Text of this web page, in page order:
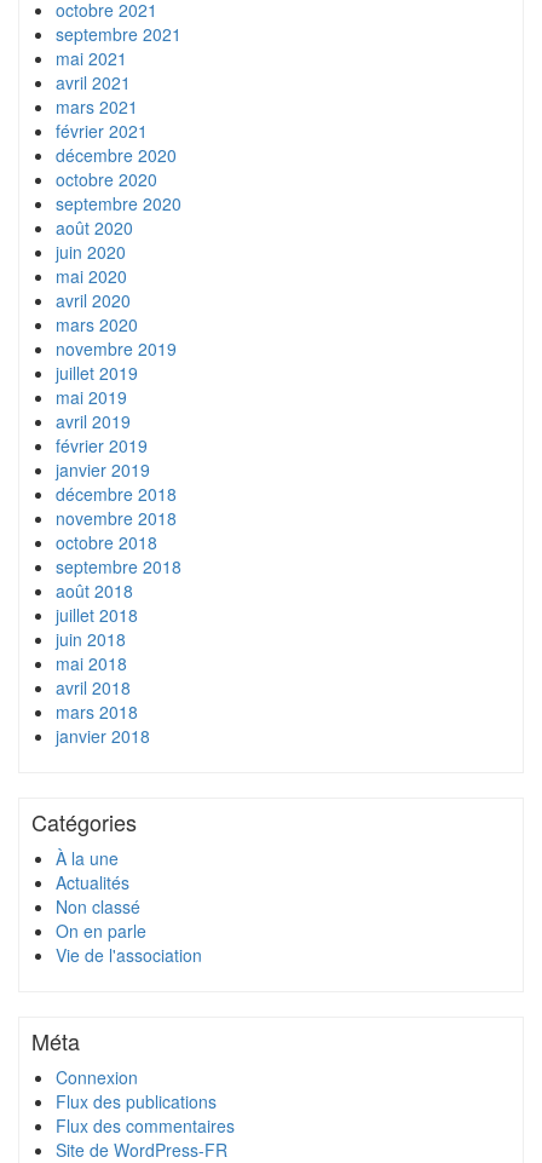
octobre 2021
septembre 2021
mai 2021
avril 2021
mars 2021
février 2021
décembre 2020
octobre 2020
septembre 2020
août 2020
juin 2020
mai 2020
avril 2020
mars 2020
novembre 2019
juillet 2019
mai 2019
avril 2019
février 2019
janvier 2019
décembre 2018
novembre 2018
octobre 2018
septembre 2018
août 2018
juillet 2018
juin 2018
mai 2018
avril 2018
mars 2018
janvier 2018
Catégories
À la une
Actualités
Non classé
On en parle
Vie de l'association
Méta
Connexion
Flux des publications
Flux des commentaires
Site de WordPress-FR